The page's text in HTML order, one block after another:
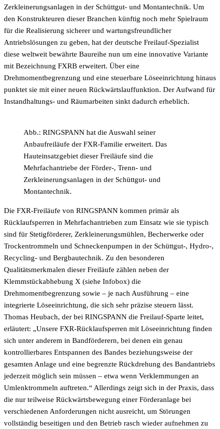
Zerkleinerungsanlagen in der Schüttgut- und Montantechnik. Um
den Konstrukteuren dieser Branchen künftig noch mehr Spielraum
für die Realisierung sicherer und wartungsfreundlicher
Antriebslösungen zu geben, hat der deutsche Freilauf-Spezialist
diese weltweit bewährte Baureihe nun um eine innovative Variante
mit Bezeichnung FXRB erweitert. Über eine
Drehmomentbegrenzung und eine steuerbare Löseeinrichtung hinaus
punktet sie mit einer neuen Rückwärtslauffunktion. Der Aufwand für
Instandhaltungs- und Räumarbeiten sinkt dadurch erheblich.
Abb.: RINGSPANN hat die Auswahl seiner
Anbaufreiläufe der FXR-Familie erweitert. Das
Hauteinsatzgebiet dieser Freiläufe sind die
Mehrfachantriebe der Förder-, Trenn- und
Zerkleinerungsanlagen in der Schüttgut- und
Montantechnik.
Die FXR-Freiläufe von RINGSPANN kommen primär als
Rücklaufsperren in Mehrfachantrieben zum Einsatz wie sie typisch
sind für Stetigförderer, Zerkleinerungsmühlen, Becherwerke oder
Trockentrommeln und Schneckenpumpen in der Schüttgut-, Hydro-,
Recycling- und Bergbautechnik. Zu den besonderen
Qualitätsmerkmalen dieser Freiläufe zählen neben der
Klemmstückabhebung X (siehe Infobox) die
Drehmomentbegrenzung sowie – je nach Ausführung – eine
integrierte Löseeinrichtung, die sich sehr präzise steuern lässt.
Thomas Heubach, der bei RINGSPANN die Freilauf-Sparte leitet,
erläutert: „Unsere FXR-Rücklaufsperren mit Löseeinrichtung finden
sich unter anderem in Bandförderern, bei denen ein genau
kontrollierbares Entspannen des Bandes beziehungsweise der
gesamten Anlage und eine begrenzte Rückdrehung des Bandantriebs
jederzeit möglich sein müssen – etwa wenn Verklemmungen an
Umlenktrommeln auftreten.“ Allerdings zeigt sich in der Praxis, dass
die nur teilweise Rückwärtsbewegung einer Förderanlage bei
verschiedenen Anforderungen nicht ausreicht, um Störungen
vollständig beseitigen und den Betrieb rasch wieder aufnehmen zu